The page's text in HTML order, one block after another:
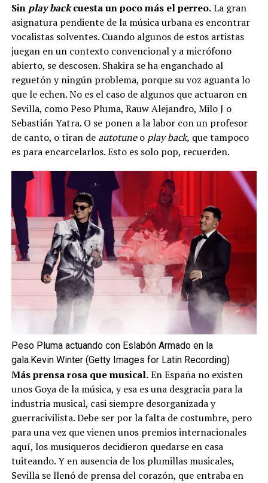
Sin play backcuesta un poco más el perreo.La gran
asignatura pendiente de la música urbana es encontrar
vocalistas solventes. Cuando algunos de estos artistas
juegan en un contexto convencional y a micrófono
abierto, se descosen. Shakira se ha enganchado al
reguetón y ningún problema, porque su voz aguanta lo
que le echen. No es el caso de algunos que actuaron en
Sevilla, como Peso Pluma, Rauw Alejandro, Milo J o
Sebastián Yatra. O se ponen a la labor con un profesor
de canto, o tiran de autotuneo play back, que tampoco
es para encarcelarlos. Esto es solo pop, recuerden.
Peso Pluma actuando con Eslabón Armado en la
gala. Kevin Winter (Getty Images for Latin Recording)
Más prensa rosa que musical.En España no existen
unos Goya de la música, y esa es una desgracia para la
industria musical, casi siempre desorganizada y
guerracivilista. Debe ser por la falta de costumbre, pero
para una vez que vienen unos premios internacionales
aquí, los musiqueros decidieron quedarse en casa
tuiteando. Y en ausencia de los plumillas musicales,
Sevilla se llenó de prensa del corazón, que entraba en